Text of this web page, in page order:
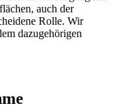
auch der
Rolle. Wir
dazugehörigen